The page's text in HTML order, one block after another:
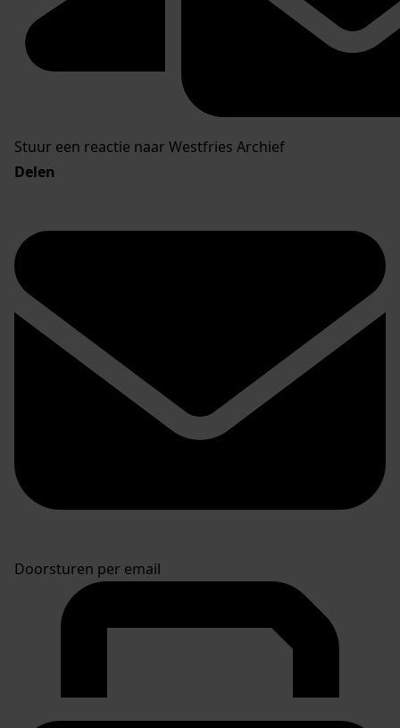
Stuur een reactie naar Westfries Archief
Delen
Doorsturen per email